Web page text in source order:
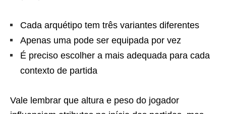
Cada arquétipo tem três variantes diferentes
Apenas uma pode ser equipada por vez
É preciso escolher a mais adequada para cada
contexto de partida
Vale lembrar que altura e peso do jogador